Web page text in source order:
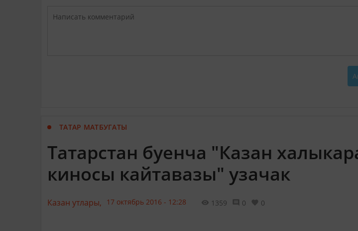
ТАТАР МАТБУГАТЫ
Татарстан буенча "Казан
киносы кайтавазы" узачак
Казан утлары, 17 октябрь 2016 - 12:28 1359 0 0